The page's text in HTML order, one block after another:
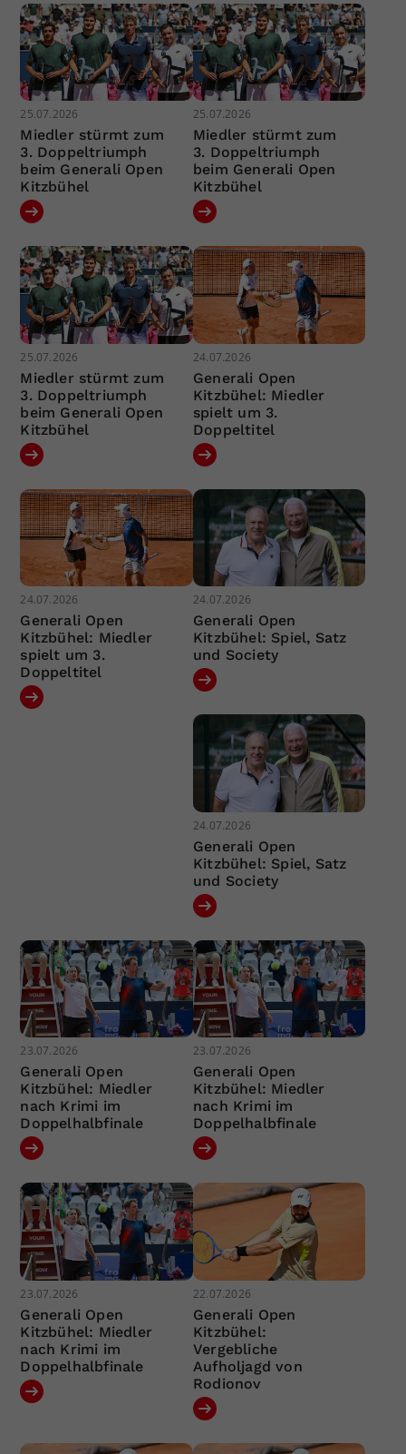
25.07.2026
Miedler stürmt zum
3. Doppeltriumph
beim Generali Open
Kitzbühel
25.07.2026
Miedler stürmt zum
3. Doppeltriumph
beim Generali Open
Kitzbühel
25.07.2026
Miedler stürmt zum
3. Doppeltriumph
beim Generali Open
Kitzbühel
24.07.2026
Generali Open
Kitzbühel: Miedler
spielt um 3.
Doppeltitel
24.07.2026
Generali Open
Kitzbühel: Miedler
spielt um 3.
Doppeltitel
24.07.2026
Generali Open
Kitzbühel: Spiel, Satz
und Society
24.07.2026
Generali Open
Kitzbühel: Spiel, Satz
und Society
23.07.2026
Generali Open
Kitzbühel: Miedler
nach Krimi im
Doppelhalbfinale
23.07.2026
Generali Open
Kitzbühel: Miedler
nach Krimi im
Doppelhalbfinale
23.07.2026
Generali Open
Kitzbühel: Miedler
nach Krimi im
Doppelhalbfinale
22.07.2026
Generali Open
Kitzbühel:
Vergebliche
Aufholjagd von
Rodionov